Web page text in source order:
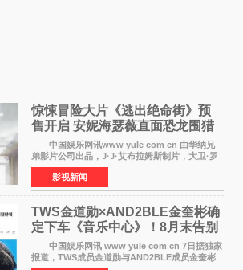
惊悚冒险大片《逃出绝命街》预
售开启 安妮海瑟薇直面恐龙围猎
中国娱乐网讯www yule com cn 由华纳兄
弟影片公司出品，J·J·艾布拉姆斯制片，大卫·罗
伯特·米切尔执导，好莱坞巨星安妮·海瑟薇和伊万
·麦克格雷格领衔主演的2026暑期惊悚冒险大片
《逃出绝
影视新闻
TWS金道勋×AND2BLE金奎彬确
定下车《音乐中心》！8月末告别
MC席位
中国娱乐网讯 www yule com cn 7日据独家
报道，TWS成员金道勋与AND2BLE成员金奎彬
将于8月离开《音乐中心》MC的位置。 金道